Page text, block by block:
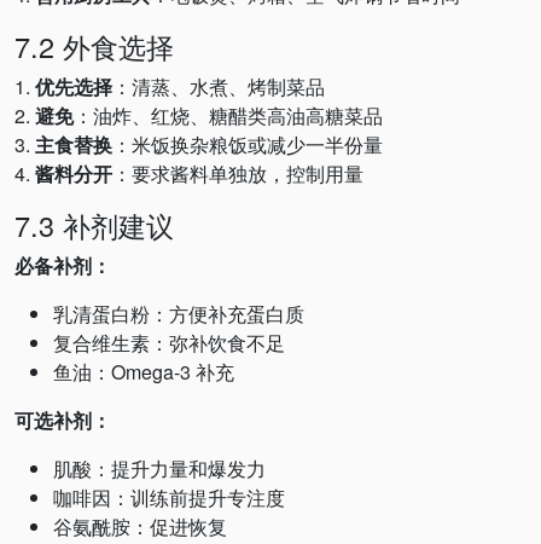
7.2 外食选择
1. 优先选择 ：清蒸、水煮、烤制菜品
2. 避免：油炸、红烧、糖醋类高油高糖菜品
3. 主食替换 ：米饭换杂粮饭或减少一半份量
4. 酱料分开 ：要求酱料单独放，控制用量
7.3 补剂建议
必备补剂：
乳清蛋白粉：方便补充蛋白质
复合维生素：弥补饮食不足
鱼油：Omega-3 补充
可选补剂：
肌酸：提升力量和爆发力
咖啡因：训练前提升专注度
谷氨酰胺：促进恢复